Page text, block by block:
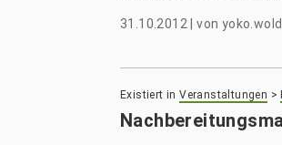
31.10.2012 |von
Existiert in Veranstaltungen >